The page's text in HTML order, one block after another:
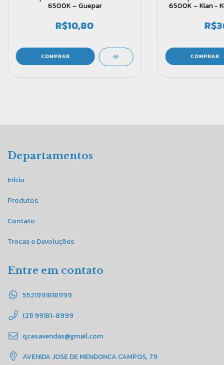
6500K – Guepar
R$10,80
6500K – Kian -
Departamentos
Início
Produtos
Contato
Trocas e Devoluções
Entre em contato
5521991818999
(21) 99181-8999
qcasavendas@gmail.com
AVENIDA JOSE DE MENDONCA CAMPOS, 79